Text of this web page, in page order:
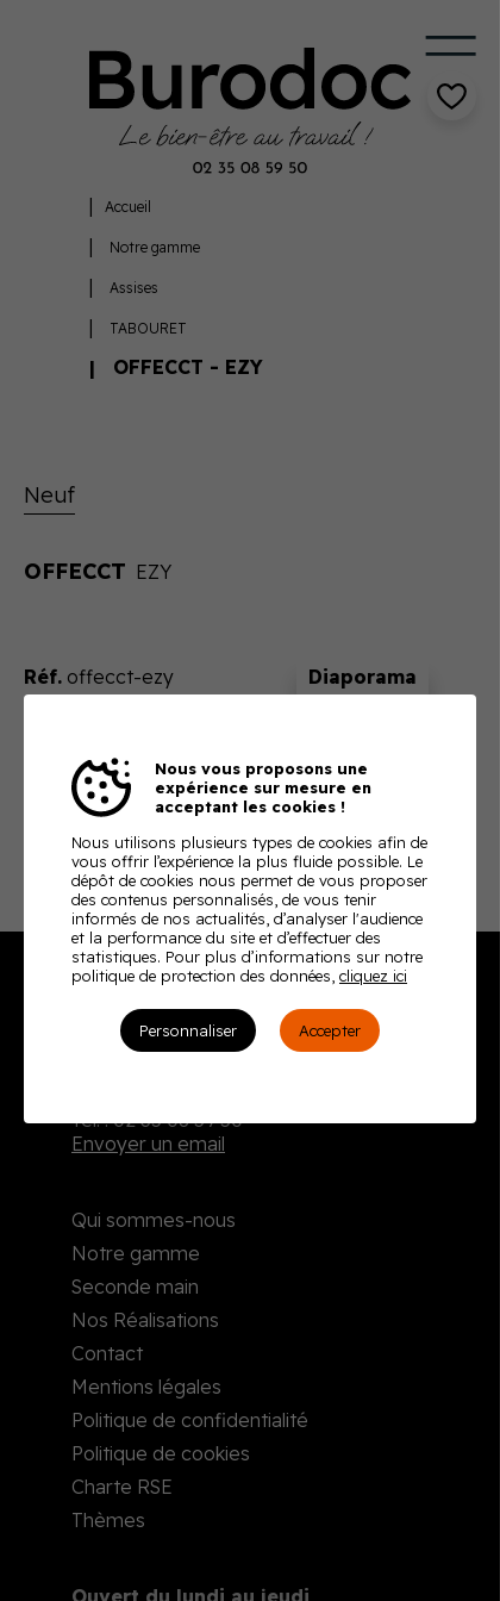
Accueil
Notre gamme
Assises
TABOURET
OFFECCT - EZY
Neuf
OFFECCT EZY
Réf. offecct-ezy
En ajoutant ce produit à votre panier, nous vous
enverrons un devis ajusté à votre besoin
Télécharger la fiche technique
Burodoc
Tél. : 02 35 08 59 50
Envoyer un email
Qui sommes-nous
Notre gamme
Seconde main
Nos Réalisations
Contact
Mentions légales
Politique de confidentialité
Politique de cookies
Charte RSE
Thèmes
Nous vous proposons une
expérience sur mesure en
acceptant les cookies !
Nous utilisons plusieurs types de cookies afin de
vous offrir l’expérience la plus fluide possible. Le
dépôt de cookies nous permet de vous proposer
des contenus personnalisés, de vous tenir
informés de nos actualités, d’analyser l'audience
et la performance du site et d’effectuer des
statistiques. Pour plus d’informations sur notre
politique de protection des données, cliquez ici
Personnaliser Accepter